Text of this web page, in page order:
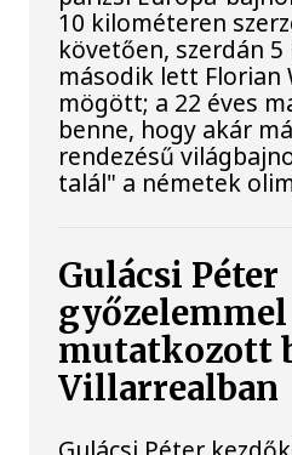
10 kilométeren
követően, szerdán
második lett Florian
mögött; a 22 éves
benne, hogy akár
rendezésű
talál" a németek
Gulácsi Péter
győzelemmel
mutatkozott
Villarrealban